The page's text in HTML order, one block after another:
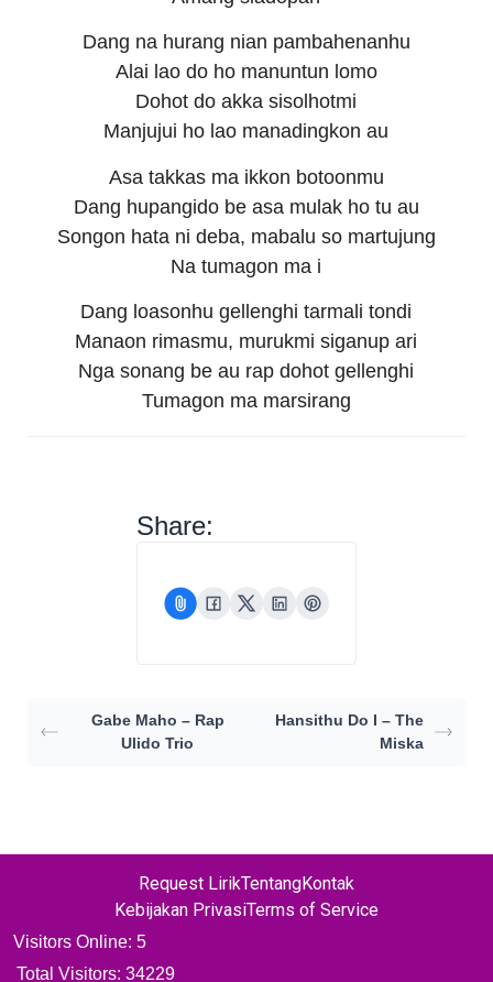
Dang na hurang nian pambahenanhu
Alai lao do ho manuntun lomo
Dohot do akka sisolhotmi
Manjujui ho lao manadingkon au
Asa takkas ma ikkon botoonmu
Dang hupangido be asa mulak ho tu au
Songon hata ni deba, mabalu so martujung
Na tumagon ma i
Dang loasonhu gellenghi tarmali tondi
Manaon rimasmu, murukmi siganup ari
Nga sonang be au rap dohot gellenghi
Tumagon ma marsirang
Share:
Gabe Maho – Rap
Ulido Trio
Hansithu Do I – The
Miska
Request LirikTentangKontak
Kebijakan PrivasiTerms of Service
Visitors Online: 5
Total Visitors: 34229